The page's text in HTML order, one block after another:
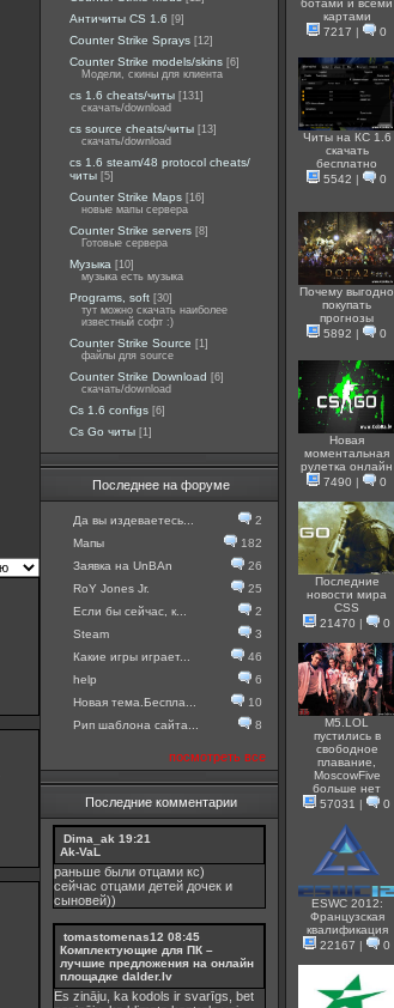
Античиты CS 1.6 [9]
Counter Strike Sprays [12]
Counter Strike models/skins [6]
Модели, скины для клиента
cs 1.6 cheats/читы [131]
скачать/download
cs source cheats/читы [13]
скачать/download
cs 1.6 steam/48 protocol cheats/
читы [5]
Counter Strike Maps [16]
новые мапы сервера
Counter Strike servers [8]
Готовые сервера
Музыка [10]
музыка есть музыка
Programs, soft [30]
тут можно скачать наиболее
известный софт :)
Counter Strike Source [1]
файлы для source
Counter Strike Download [6]
скачать/download
Cs 1.6 configs [6]
Cs Go читы [1]
Последнее на форуме
Да вы издеваетесь...
2
Мапы
182
Заявка на UnBAn
26
RoY Jones Jr.
25
Если бы сейчас, к...
2
Steam
3
Какие игры играет...
46
help
6
Новая тема.Беспла...
10
Рип шаблона сайта...
8
посмотреть все
Последние комментарии
Dima_ak 19:21
Ak-VaL
раньше были отцами кс)
сейчас отцами детей дочек и
сыновей))
tomastomenas12 08:45
Комплектующие для ПК –
лучшие предложения на онлайн
площадке dalder.lv
Es zināju, ka kodols ir svarīgs, bet
ботами и всеми
картами
7217 | 0
Читы на КС 1.6
скачать
бесплатно
5542 | 0
Почему выгодно
покупать
прогнозы
5892 | 0
Новая
моментальная
рулетка онлайн
7490 | 0
Последние
новости мира
CSS
21470 | 0
M5.LOL
пустились в
свободное
плавание,
MoscowFive
больше нет
57031 | 0
ESWC 2012:
Французская
квалификация
22167 | 0